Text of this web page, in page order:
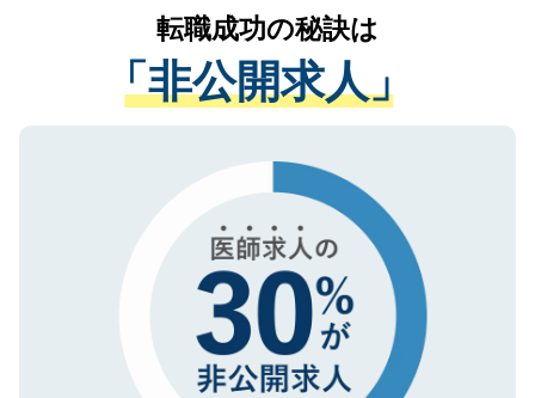
は、個人情報の取り扱いについての厳密な
管理基準を満たした事業者のみに付与され
る、プライバシーマークを取得済みです。
で、機密保持に関してもご安心ください。
かがいして、現在の医療機関の状況や紹介
経験をまじえながら、適切なアドバイスを
させていただきます。すぐにご転職をされ
ない方には、長期的なサポートが可能です
ので、まずはご登録ください。
転職成功の秘訣は
「非公開求人」